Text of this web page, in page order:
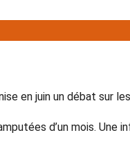
en juin un débat sur
d’un mois. Une